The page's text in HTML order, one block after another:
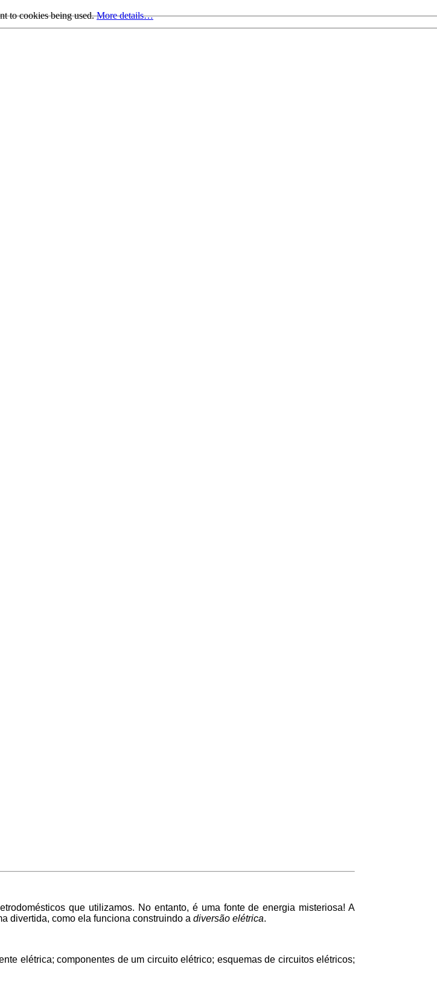
que utilizamos. No entanto, é uma fonte de energia misteriosa! A
divertida, como ela funciona construindo a diversão elétrica.
elétrica; componentes de um circuito elétrico; esquemas de circuitos elétricos;
to cookies being used.More details…